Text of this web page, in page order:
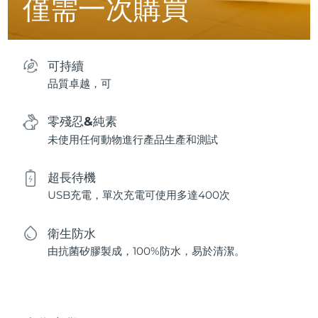
僅需一次購買
可持續
品質卓越，可
零殘忍&純素
未使用任何動物進行產品生產和測試
超長待機
USB充電，單次充電可使用多達400次
衛生防水
由抗菌矽膠製成，100%防水，易於清潔。